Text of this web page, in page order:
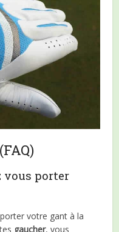
vous porter
votre gant à la
gaucher, vous